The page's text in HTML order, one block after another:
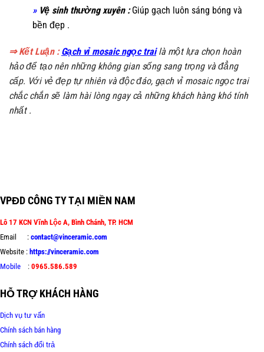
»Vệ sinh thường xuyên :Giúp gạch luôn sáng bóng và
bền đẹp .
⇒ Kết Luận :Gạch vỉ mosaic ngọc trai là một lựa chọn hoàn
hảo để tạo nên những không gian sống sang trọng và đẳng
cấp. Với vẻ đẹp tự nhiên và độc đáo, gạch vỉ mosaic ngọc trai
chắc chắn sẽ làm hài lòng ngay cả những khách hàng khó tính
nhất .
VPĐD CÔNG TY TẠI MIỀN NAM
Lô 17 KCN Vĩnh Lộc A, Bình Chánh, TP. HCM
Email : contact@vinceramic.com
Website : https://vinceramic.com
Mobile : 0965.586.589
HỖ TRỢ KHÁCH HÀNG
Dịch vụ tư vấn
Chính sách bán hàng
Chính sách đổi trả